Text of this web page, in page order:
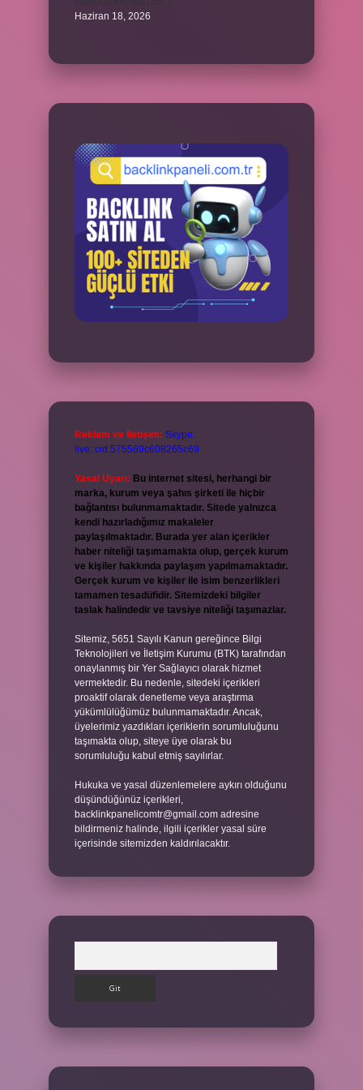
Haziran 18, 2026
Reklam ve İletişim: Skype:
live:.cid.575569c608265c69
Yasal Uyarı: Bu internet sitesi, herhangi bir
marka, kurum veya şahıs şirketi ile hiçbir
bağlantısı bulunmamaktadır. Sitede yalnızca
kendi hazırladığımız makaleler
paylaşılmaktadır. Burada yer alan içerikler
haber niteliği taşımamakta olup, gerçek kurum
ve kişiler hakkında paylaşım yapılmamaktadır.
Gerçek kurum ve kişiler ile isim benzerlikleri
tamamen tesadüfidir. Sitemizdeki bilgiler
taslak halindedir ve tavsiye niteliği taşımazlar.
Sitemiz, 5651 Sayılı Kanun gereğince Bilgi
Teknolojileri ve İletişim Kurumu (BTK) tarafından
onaylanmış bir Yer Sağlayıcı olarak hizmet
vermektedir. Bu nedenle, sitedeki içerikleri
proaktif olarak denetleme veya araştırma
yükümlülüğümüz bulunmamaktadır. Ancak,
üyelerimiz yazdıkları içeriklerin sorumluluğunu
taşımakta olup, siteye üye olarak bu
sorumluluğu kabul etmiş sayılırlar.
Hukuka ve yasal düzenlemelere aykırı olduğunu
düşündüğünüz içerikleri,
backlinkpanelicomtr@gmail.com adresine
bildirmeniz halinde, ilgili içerikler yasal süre
içerisinde sitemizden kaldırılacaktır.